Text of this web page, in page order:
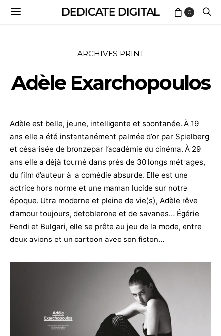
DEDICATE DIGITAL 0
ARCHIVES PRINT
Adèle Exarchopoulos
Adèle est belle, jeune, intelligente et spontanée. À 19
ans elle a été instantanément palmée d’or par Spielberg
et césarisée de bronzepar l’académie du cinéma. À 29
ans elle a déjà tourné dans près de 30 longs métrages,
du film d’auteur à la comédie absurde. Elle est une
actrice hors norme et une maman lucide sur notre
époque. Utra moderne et pleine de vie(s), Adèle rêve
d’amour toujours, detoblerone et de savanes… Égérie
Fendi et Bulgari, elle se prête au jeu de la mode, entre
deux avions et un cartoon avec son fiston…